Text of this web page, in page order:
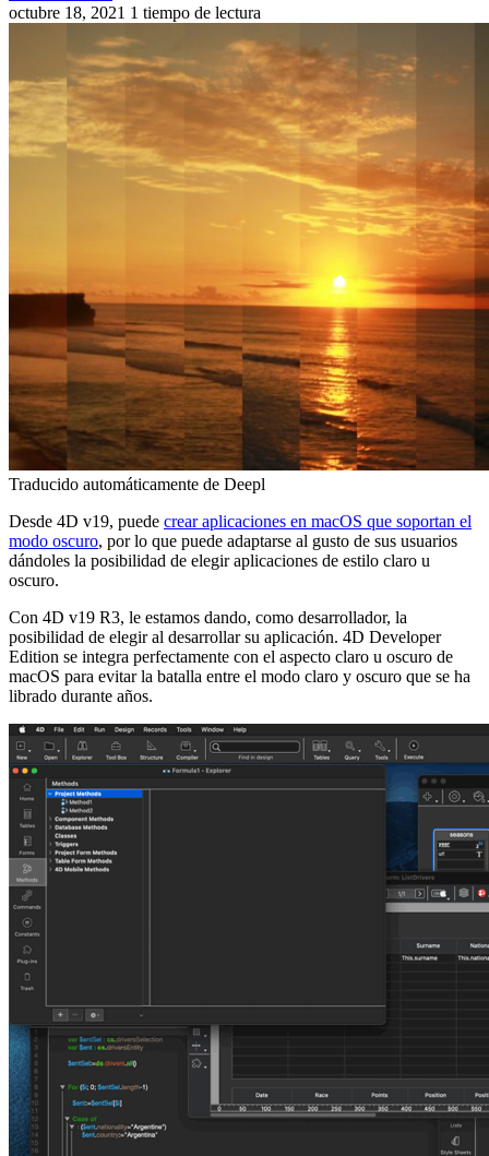
octubre 18, 2021 1 tiempo de lectura
Traducido automáticamente de Deepl
Desde 4D v19, puede crear aplicaciones en macOS que soportan el
modo oscuro, por lo que puede adaptarse al gusto de sus usuarios
dándoles la posibilidad de elegir aplicaciones de estilo claro u
oscuro.
Con 4D v19 R3, le estamos dando, como desarrollador, la
posibilidad de elegir al desarrollar su aplicación. 4D Developer
Edition se integra perfectamente con el aspecto claro u oscuro de
macOS para evitar la batalla entre el modo claro y oscuro que se ha
librado durante años.